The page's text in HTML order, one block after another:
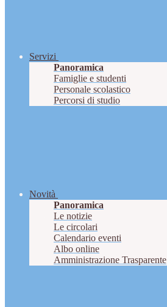
Servizi
Panoramica
Famiglie e studenti
Personale scolastico
Percorsi di studio
Novità
Panoramica
Le notizie
Le circolari
Calendario eventi
Albo online
Amministrazione Trasparente